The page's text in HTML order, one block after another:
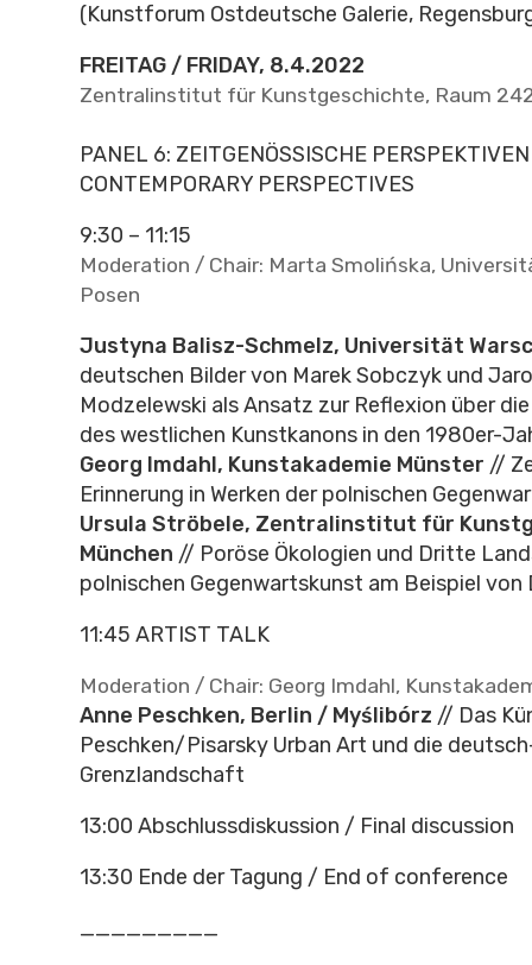
(Kunstforum Ostdeutsche Galerie,
FREITAG / FRIDAY, 8.4.2022
Zentralinstitut für Kunstgeschichte, Raum
PANEL 6: ZEITGENÖSSISCHE
CONTEMPORARY PERSPECTIVES
9:30 – 11:15
Moderation / Chair: Marta Smolińska,
Posen
Justyna Balisz-Schmelz, Universität
deutschen Bilder von Marek Sobczyk und
Modzelewski als Ansatz zur Reflexion über
des westlichen Kunstkanons in den 1980er-
Georg Imdahl, Kunstakademie Münster //
Erinnerung in Werken der polnischen
Ursula Ströbele, Zentralinstitut für
München // Poröse Ökologien und Dritte
polnischen Gegenwartskunst am Beispiel von
11:45 ARTIST TALK
Moderation / Chair: Georg Imdahl,
Anne Peschken, Berlin / Myślibórz // Das
Peschken/Pisarsky Urban Art und die
Grenzlandschaft
13:00 Abschlussdiskussion / Final discussion
13:30 Ende der Tagung / End of conference
_________